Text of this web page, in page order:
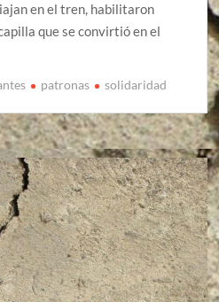
en el tren, habilitaron
que se convirtió en el
patronas solidaridad